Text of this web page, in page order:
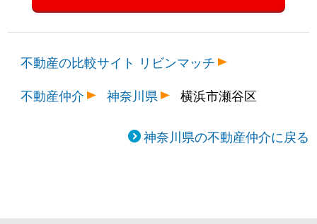
不動産の比較サイト リビンマッチ
不動産仲介
神奈川県 横浜市瀬谷区
神奈川県の不動産仲介に戻る